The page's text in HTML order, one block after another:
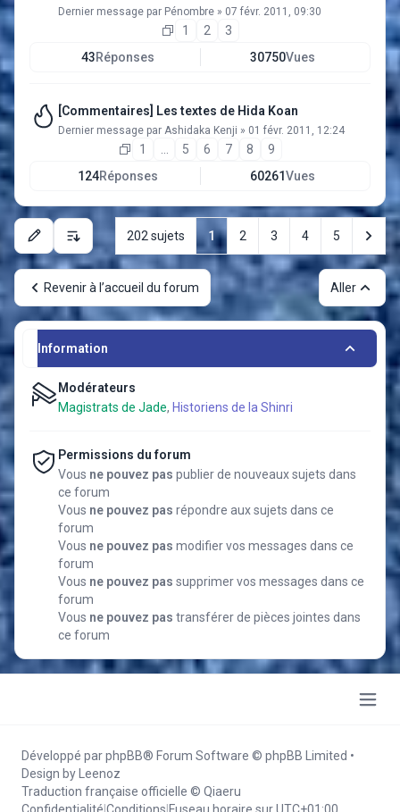
Dernier message par Pénombre » 07 févr. 2011, 09:30
1 2
3
43Réponses 30750Vues
[Commentaires] Les textes de Hida Koan
Dernier message par Ashidaka Kenji » 01 févr. 2011, 12:24
1 5 6 7 8
9
124Réponses 60261Vues
Options d’affichage et de tri
202 sujets 1 2 3 4 5
Revenir à l’accueil du forum Aller
Information
Modérateurs
Magistrats de Jade, Historiens de la Shinri
Permissions du forum
Vous ne pouvez pas publier de nouveaux sujets dans
ce forum
Vous ne pouvez pas répondre aux sujets dans ce
forum
Vous ne pouvez pas modifier vos messages dans ce
forum
Vous ne pouvez pas supprimer vos messages dans ce
forum
Vous ne pouvez pas transférer de pièces jointes dans
ce forum
Développé parphpBB® Forum Software © phpBB Limited •
Design by
Leenoz
Traduction française officielle © Qiaeru